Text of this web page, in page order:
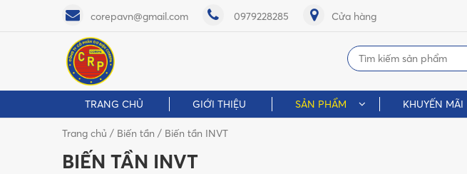
corepavn@gmail.com 0979228285 Cửa hàng
TRANG CHỦ GIỚI THIỆU SẢN PHẨM KHUYẾN MÃI
Trang chủ / Biến tần / Biến tần INVT
BIẾN TẦN INVT